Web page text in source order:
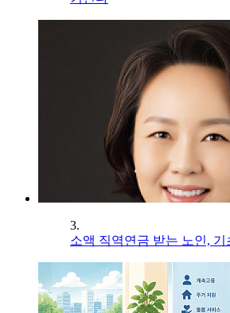
3.
소액 직역연금 받는 노인,